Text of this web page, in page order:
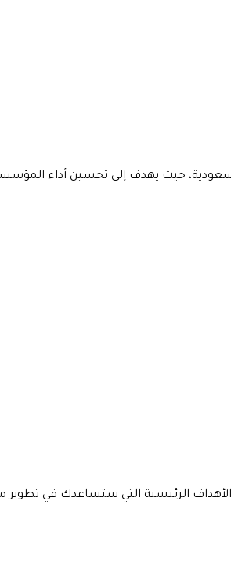
حيث يهدف إلى تحسين أداء
الرئيسية التي ستساعدك في